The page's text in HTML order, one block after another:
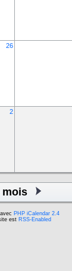
26
2
mois
PHP iCalendar 2.4
est RSS-Enabled